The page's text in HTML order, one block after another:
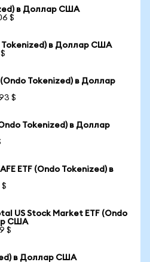
в Доллар США
$
Tokenized) в Доллар США
Tokenized) в Доллар
$
Tokenized) в Доллар
ETF (Ondo Tokenized) в
$
US Stock Market ETF (Ondo
США
$
в Доллар США